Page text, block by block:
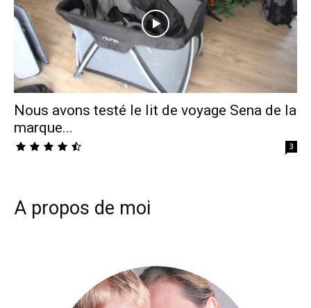
Nous avons testé le lit de voyage Sena de la
marque...
3
A propos de moi